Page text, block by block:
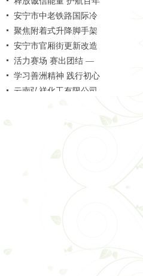
智启建造新范式 砥砺监
捐资助学暖人心 情系
筑梦盛翔 共启新程 —
云南省昆明市安宁市昆
聚焦超高支模难题 共探
凝心聚力守初心 笃行实
温泉山谷国际康旅城普